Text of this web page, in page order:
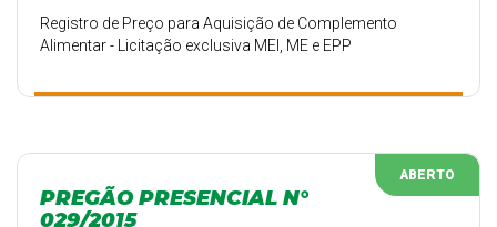
Registro de Preço para Aquisição de Complemento
Alimentar - Licitação exclusiva MEI, ME e EPP
ABERTO
PREGÃO PRESENCIAL N°
029/2015